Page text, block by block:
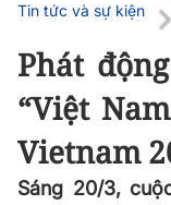
Tin tức và sự kiện
Phát
“Việt
Vietnam
Sáng 20/3,